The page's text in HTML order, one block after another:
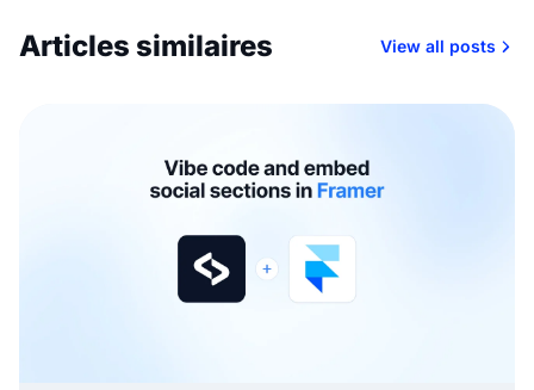
Articles similaires View all posts